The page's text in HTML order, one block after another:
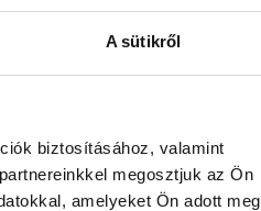
A sütikről
biztosításához, valamint
megosztjuk az Ön
amelyeket Ön adott meg